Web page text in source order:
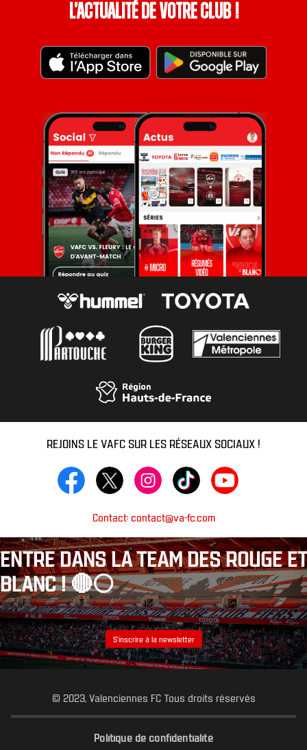
l’actualité de votre club !
REJOINS LE VAFC SUR LES RÉSEAUX SOCIAUX !
Contact: contact@va-fc.com
ENTRE DANS LA TEAM DES ROUGE ET
BLANC ! 🔴⚪️
S’inscrire à la newsletter
© 2023, Valenciennes FC Tous droits réservés
Politique de confidentialité